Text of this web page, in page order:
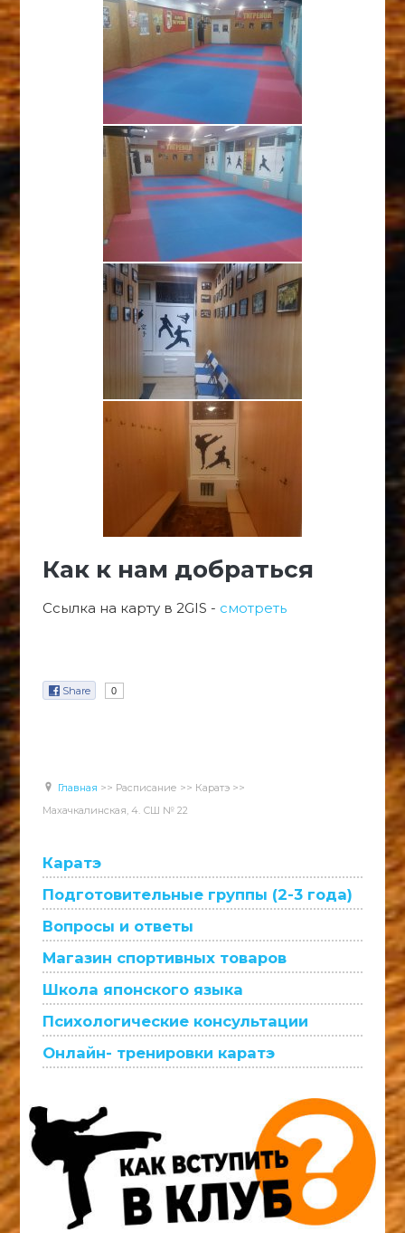
Как к нам добраться
Ссылка на карту в 2GIS - смотреть
Share 0
Главная >> Расписание >> Каратэ >>
Махачкалинская, 4. СШ № 22
Каратэ
Подготовительные группы (2-3 года)
Вопросы и ответы
Магазин спортивных товаров
Школа японского языка
Психологические консультации
Онлайн- тренировки каратэ